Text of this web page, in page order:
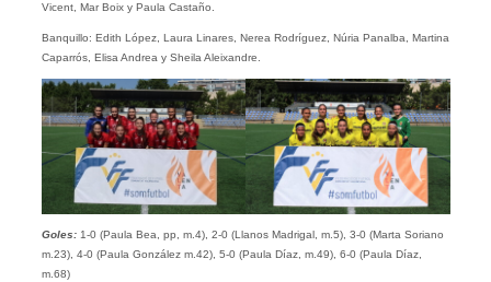
Vicent, Mar Boix y Paula Castaño.
Banquillo: Edith López, Laura Linares, Nerea Rodríguez, Núria Panalba, Martina
Caparrós, Elisa Andrea y Sheila Aleixandre.
Goles:1-0 (Paula Bea, pp, m.4), 2-0 (Llanos Madrigal, m.5), 3-0 (Marta Soriano
m.23), 4-0 (Paula González m.42), 5-0 (Paula Díaz, m.49), 6-0 (Paula Díaz,
m.68)